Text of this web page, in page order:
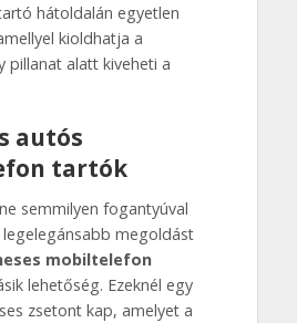
hátoldalán egyetlen
kioldhatja a
pillanat alatt kiveheti a
autós
tartók
semmilyen fogantyúval
megoldást
mobiltelefon
lehetőség. Ezeknél egy
zsetont kap, amelyet a